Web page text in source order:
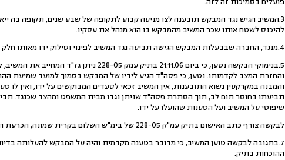
3.המשיב הגיש נגד המבקש תובענה לצו מניעה קבוע לתקופה של שבע שנים, תקופה בה
להיכנס לשטח אותו שכר המשיב מהמבקש בו הוא מנהל את עסקיו.
4.מנגד, החברה שבבעלות המבקש הגישה תביעה נגד המשיב לפינוי וסילוק ידו מאותו חלק של המבנה והמגרש, בהם הוא מנהל את עסקיו לשטיפת כלי רכב.
5.בנימוקי הבקשה נטען, כי ביום 21.11.06
והחזרת המצב לקדמותו. נטען, כי פסה"ד הגיע לידיו של המבקש בסמוך למועד שמיעת
והמבנה במקרקעין נשוא התובענות, אין המשיב זכאי לסעדים המבוקשים על ידו, ואין לו
תביעתו בחוסר תום לב, תוך הסתרת פסה"ד שניתן נגדו מבית המשפט ומהצד שכנגד.
שיפוטי על המשיב ועל הטענות שהועלו על ידו.
לבקשה צורף כתב האישום בתיק עמ"ק 228-05 של בימ"ש השלום בקרית שמונה, הכרעת הדין וגזה"ד.
7.בתגובה לבקשה טוען המשיב, כי מדובר בטענה מקדמית והיה על המבקש להעלותה
ההוכחות בתיק.